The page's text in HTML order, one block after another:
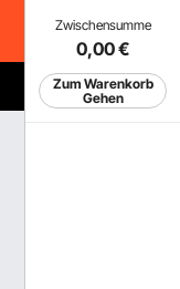
Zwischensumme
0,00€
Zum Warenkorb
Gehen